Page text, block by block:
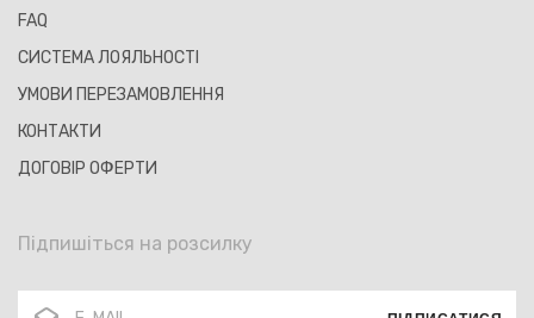
FAQ
СИСТЕМА ЛОЯЛЬНОСТІ
УМОВИ ПЕРЕЗАМОВЛЕННЯ
КОНТАКТИ
ДОГОВІР ОФЕРТИ
Підпишіться на розсилку